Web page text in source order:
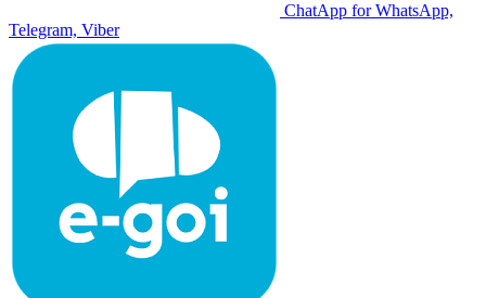
ChatApp for WhatsApp,
Telegram, Viber